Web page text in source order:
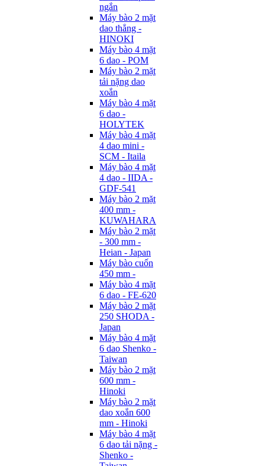
ngắn
Máy bào 2 mặt
dao thẳng -
HINOKI
Máy bào 4 mặt
6 dao - POM
Máy bào 2 mặt
tải nặng dao
xoắn
Máy bào 4 mặt
6 dao -
HOLYTEK
Máy bào 4 mặt
4 dao mini -
SCM - Itaila
Máy bào 4 mặt
4 dao - IIDA -
GDF-541
Máy bào 2 mặt
400 mm -
KUWAHARA
Máy bào 2 mặt
- 300 mm -
Heian - Japan
Máy bào cuốn
450 mm -
Máy bào 4 mặt
6 dao - FE-620
Máy bào 2 mặt
250 SHODA -
Japan
Máy bào 4 mặt
6 dao Shenko -
Taiwan
Máy bào 2 mặt
600 mm -
Hinoki
Máy bào 2 mặt
dao xoắn 600
mm - Hinoki
Máy bào 4 mặt
6 dao tải nặng -
Shenko -